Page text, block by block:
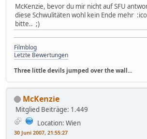
McKenzie, bevor du mir nicht auf SFU
diese Schwulitäten wohl kein Ende mehr
bitte.. ;)
Filmblog
Letzte Bewertungen
Three little devils jumped over the wall...
McKenzie
Mitglied Beiträge: 1.449
Location: Wien
30 Juni 2007, 21:55:27